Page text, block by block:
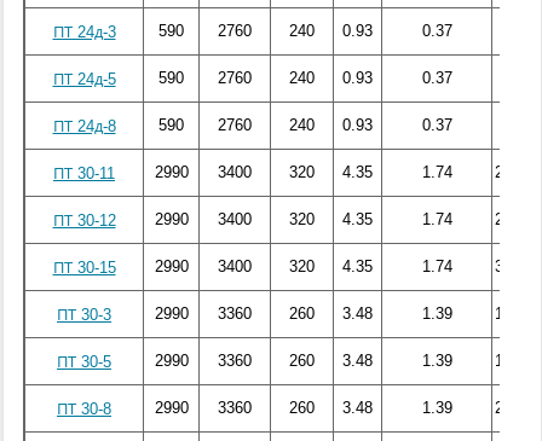
ПТ 24д-3 590 2760 240 0.93 0.37
ПТ 24д-5 590 2760 240 0.93 0.37
ПТ 24д-8 590 2760 240 0.93 0.37
ПТ 30-11 2990 3400 320 4.35 1.74 253.24
ПТ 30-12 2990 3400 320 4.35 1.74 262.54
ПТ 30-15 2990 3400 320 4.35 1.74 323.48
ПТ 30-3 2990 3360 260 3.48 1.39 107.93
ПТ 30-5 2990 3360 260 3.48 1.39 156.74
ПТ 30-8 2990 3360 260 3.48 1.39 230.72